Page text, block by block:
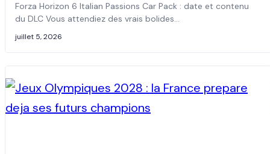
Forza Horizon 6 Italian Passions Car Pack : date et contenu
du DLC Vous attendiez des vrais bolides…
juillet 5, 2026